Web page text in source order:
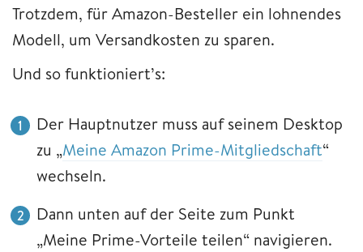
Trotzdem, für Amazon-Besteller ein lohnendes
Modell, um Versandkosten zu sparen.
Und so funktioniert’s:
Der Hauptnutzer muss auf seinem Desktop
zu „Meine Amazon Prime-Mitgliedschaft“
wechseln.
Dann unten auf der Seite zum Punkt
„Meine Prime-Vorteile teilen“ navigieren.